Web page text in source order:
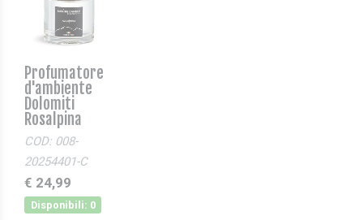
Profumatore
d'ambiente
Dolomiti
Rosalpina
COD: 008-
20254401-C
€ 24,99
Disponibili: 0